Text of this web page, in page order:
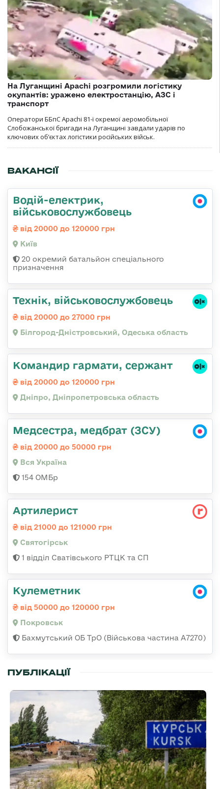
На Луганщині Apachi розгромили логістику
окупантів: уражено електростанцію, АЗС і
транспорт
Оператори ББпС Apachi 81-ї окремої аеромобільної
Слобожанської бригади на Луганщині завдали ударів по
ключових об’єктах логістики російських військ.
ВАКАНСІЇ
Водій-електрик,
військовослужбовець
від 20000 до 120000 грн
Київ
20 окремий батальйон спеціального
призначення
Технік, військовослужбовець
від 20000 до 27000 грн
Білгород-Дністровський, Одеська область
Командир гармати, сержант
від 20000 до 120000 грн
Дніпро, Дніпропетровська область
Медсестра, медбрат (ЗСУ)
від 20000 до 50000 грн
Вся Україна
154 ОМБр
Артилерист
від 21000 до 121000 грн
Святогірськ
1 відділ Сватівського РТЦК та СП
Кулеметник
від 50000 до 120000 грн
Покровськ
Бахмутський ОБ ТрО (Військова частина А7270)
ПУБЛІКАЦІЇ